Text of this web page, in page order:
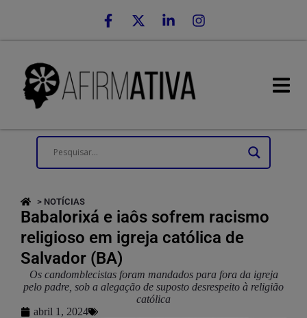
> NOTÍCIAS
Babalorixá e iaôs sofrem racismo
religioso em igreja católica de
Salvador (BA)
Os candomblecistas foram mandados para fora da igreja
pelo padre, sob a alegação de suposto desrespeito à religião
católica
abril 1, 2024